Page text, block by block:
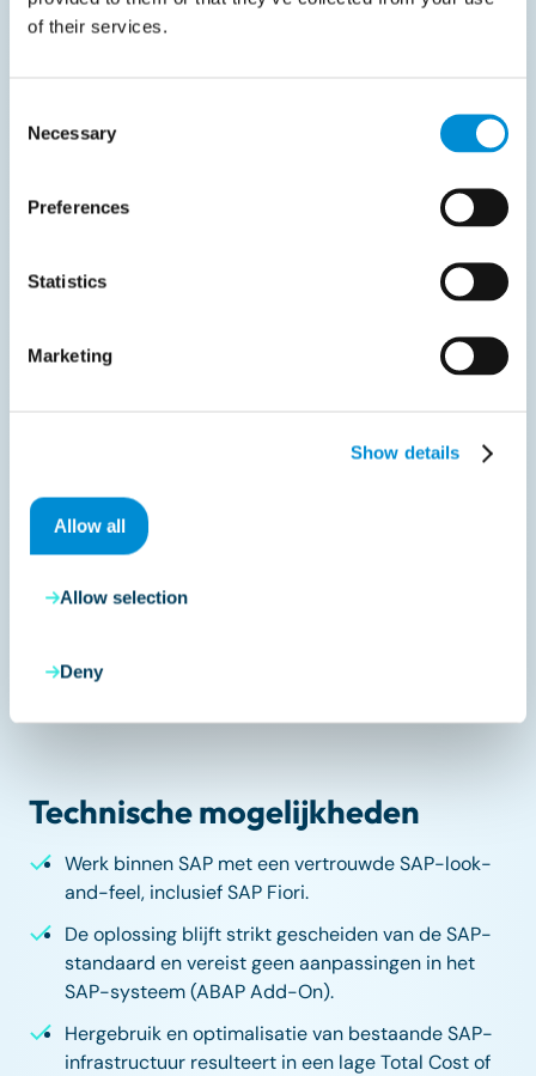
of their services.
Selection
Necessary
Preferences
Statistics
Marketing
Show details
Allow all
Allow selection
Deny
krachtige oplossing voor
het automatiseren van
Technische mogelijkheden
Werk binnen SAP met een vertrouwde SAP-look-
and-feel, inclusief SAP Fiori.
De oplossing blijft strikt gescheiden van de SAP-
standaard en vereist geen aanpassingen in het
SAP-systeem (ABAP Add-On).
Hergebruik en optimalisatie van bestaande SAP-
infrastructuur resulteert in een lage Total Cost of